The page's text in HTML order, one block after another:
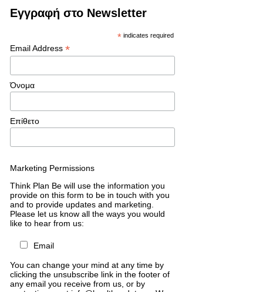
Εγγραφή στο Newsletter
* indicates required
Email Address *
Όνομα
Επίθετο
Marketing Permissions
Think Plan Be will use the information you
provide on this form to be in touch with you
and to provide updates and marketing.
Please let us know all the ways you would
like to hear from us:
Email
You can change your mind at any time by
clicking the unsubscribe link in the footer of
any email you receive from us, or by